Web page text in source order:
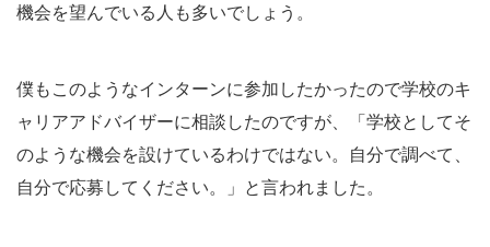
機会を望んでいる人も多いでしょう。
僕もこのようなインターンに参加したかったので学校のキ
ャリアアドバイザーに相談したのですが、「学校としてそ
のような機会を設けているわけではない。自分で調べて、
自分で応募してください。」と言われました。